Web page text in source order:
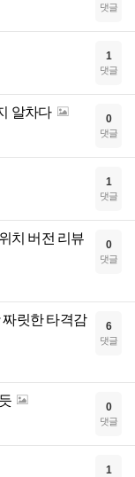
댓글
1
댓글
알차다 0
댓글
1
댓글
치 버전 리뷰 0
댓글
릿한 타격감 6
댓글
0
댓글
1